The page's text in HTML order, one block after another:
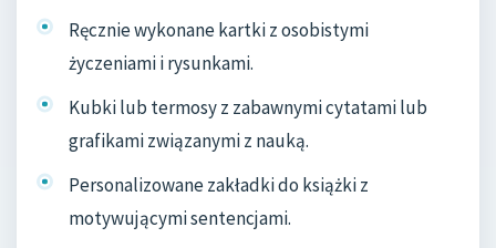
Ręcznie wykonane kartki z osobistymi
życzeniami i rysunkami.
Kubki lub termosy z zabawnymi cytatami lub
grafikami związanymi z nauką.
Personalizowane zakładki do książki z
motywującymi sentencjami.